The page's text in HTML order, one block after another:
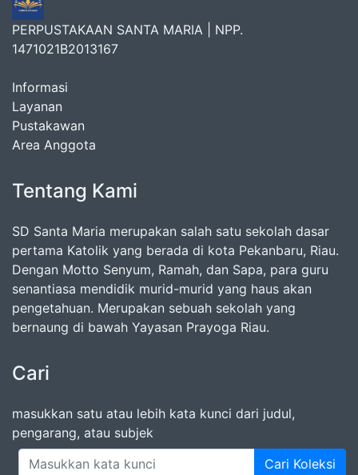
PERPUSTAKAAN SANTA MARIA | NPP.
1471021B2013167
Informasi
Layanan
Pustakawan
Area Anggota
Tentang Kami
SD Santa Maria merupakan salah satu sekolah dasar
pertama Katolik yang berada di kota Pekanbaru, Riau.
Dengan Motto Senyum, Ramah, dan Sapa, para guru
senantiasa mendidik murid-murid yang haus akan
pengetahuan. Merupakan sebuah sekolah yang
bernaung di bawah Yayasan Prayoga Riau.
Cari
masukkan satu atau lebih kata kunci dari judul,
pengarang, atau subjek
Cari Koleksi